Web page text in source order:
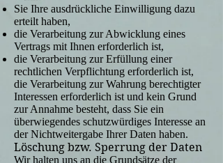
Sie Ihre ausdrückliche Einwilligung dazu
erteilt haben,
die Verarbeitung zur Abwicklung eines
Vertrags mit Ihnen erforderlich ist,
die Verarbeitung zur Erfüllung einer
rechtlichen Verpflichtung erforderlich ist,
die Verarbeitung zur Wahrung berechtigter
Interessen erforderlich ist und kein Grund
zur Annahme besteht, dass Sie ein
überwiegendes schutzwürdiges Interesse an
der Nichtweitergabe Ihrer Daten haben.
Löschung bzw. Sperrung der Daten
Wir halten uns an die Grundsätze der